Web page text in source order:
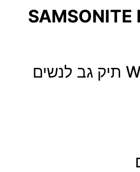
WANDER LAST Backpack 14.1 תיק גב לנשים